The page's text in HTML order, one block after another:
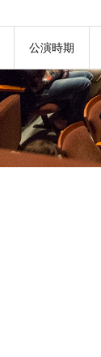
公演時期